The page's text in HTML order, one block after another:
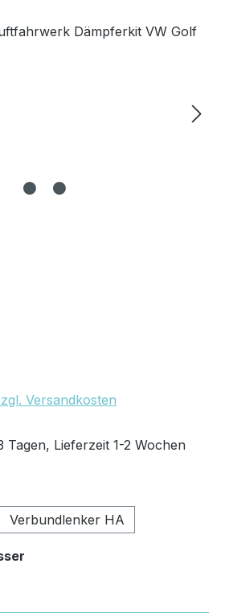
Versandkosten
Tagen, Lieferzeit 1-2 Wochen
Verbundlenker HA